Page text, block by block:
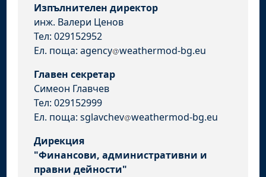
Изпълнителен директор
инж. Валери Ценов
Тел: 029152952
Ел. поща: agency weathermod-bg.eu
Главен секретар
Симеон Главчев
Тел: 029152999
Ел. поща: sglavchev weathermod-bg.eu
Дирекция
"Финансови, административни и
правни дейности"